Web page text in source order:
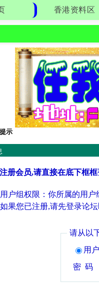
香港资料区
示
册会员,请直接在底下框
用户组权限：你所属的用
如果您已注册,请先登录论
请从以
用
密 码